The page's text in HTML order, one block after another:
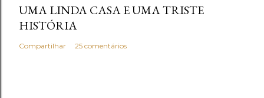
UMA LINDA CASA E UMA TRISTE
HISTÓRIA
Compartilhar 25 comentários